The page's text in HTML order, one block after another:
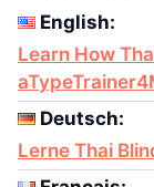
English:
Learn How
Deutsch:
Lerne Thai